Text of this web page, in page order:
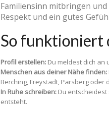
Familiensinn mitbringen
Respekt und ein gutes
So funktioniert
Profil erstellen: Du meldest dich an
Menschen aus deiner Nähe finden:
Berching, Freystadt, Parsberg
In Ruhe schreiben: Du
entsteht.